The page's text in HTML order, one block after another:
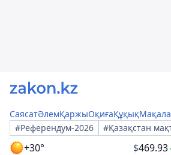
СаясатӘлемҚаржыОқиғаҚұқық
#Референдум-2026
#Қазақстан
+30° $469.93